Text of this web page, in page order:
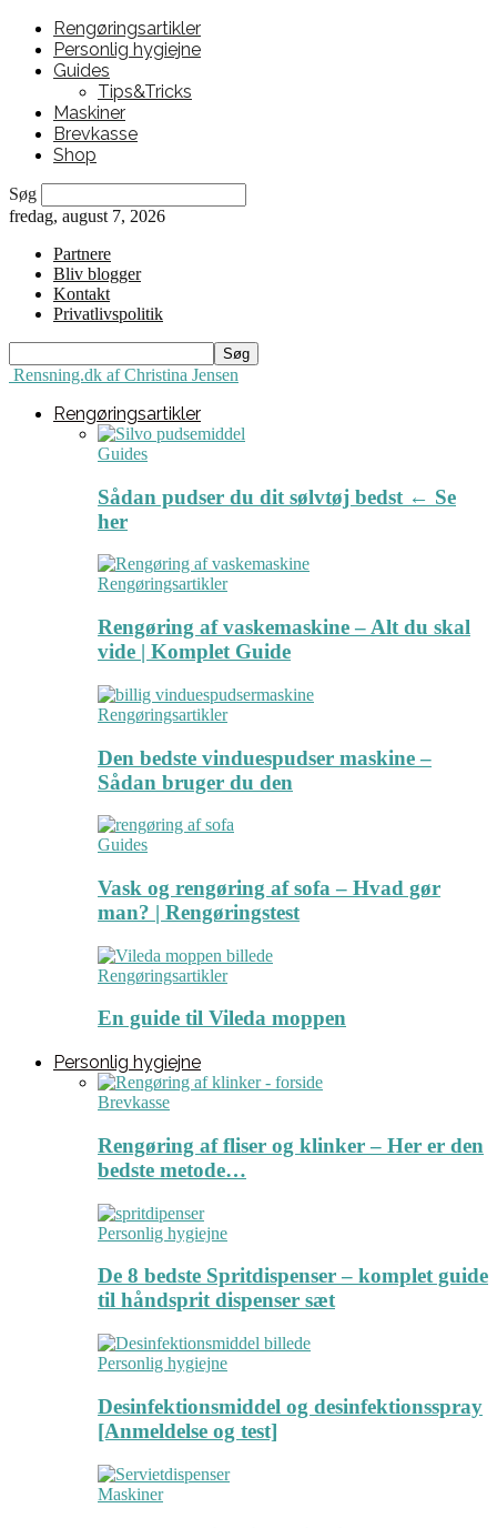
Rengøringsartikler
Personlig hygiejne
Guides
Tips&Tricks
Maskiner
Brevkasse
Shop
Søg
fredag, august 7, 2026
Partnere
Bliv blogger
Kontakt
Privatlivspolitik
Rensning.dk af Christina Jensen
Rengøringsartikler
Guides
Sådan pudser du dit sølvtøj bedst ← Se
her
Rengøringsartikler
Rengøring af vaskemaskine – Alt du skal
vide | Komplet Guide
Rengøringsartikler
Den bedste vinduespudser maskine –
Sådan bruger du den
Guides
Vask og rengøring af sofa – Hvad gør
man? | Rengøringstest
Rengøringsartikler
En guide til Vileda moppen
Personlig hygiejne
Brevkasse
Rengøring af fliser og klinker – Her er den
bedste metode…
Personlig hygiejne
De 8 bedste Spritdispenser – komplet guide
til håndsprit dispenser sæt
Personlig hygiejne
Desinfektionsmiddel og desinfektionsspray
[Anmeldelse og test]
Maskiner